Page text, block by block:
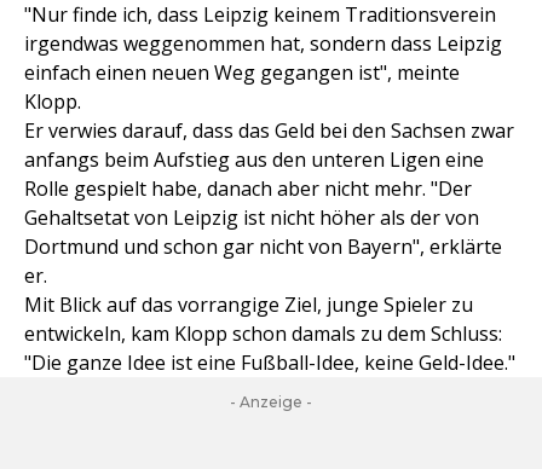
"Nur finde ich, dass Leipzig keinem Traditionsverein
irgendwas weggenommen hat, sondern dass Leipzig
einfach einen neuen Weg gegangen ist", meinte
Klopp.
Er verwies darauf, dass das Geld bei den Sachsen zwar
anfangs beim Aufstieg aus den unteren Ligen eine
Rolle gespielt habe, danach aber nicht mehr. "Der
Gehaltsetat von Leipzig ist nicht höher als der von
Dortmund und schon gar nicht von Bayern", erklärte
er.
Mit Blick auf das vorrangige Ziel, junge Spieler zu
entwickeln, kam Klopp schon damals zu dem Schluss:
"Die ganze Idee ist eine Fußball-Idee, keine Geld-Idee."
- Anzeige -